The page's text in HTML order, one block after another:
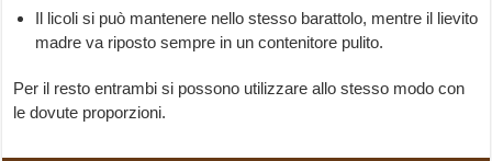
Il licoli si può mantenere nello stesso barattolo, mentre il lievito
madre va riposto sempre in un contenitore pulito.
Per il resto entrambi si possono utilizzare allo stesso modo con
le dovute proporzioni.